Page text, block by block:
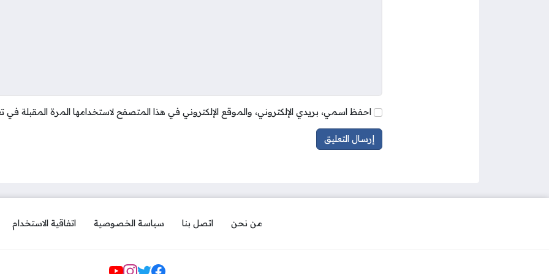
احفظ اسمي، بريدي الإلكتروني، والموقع الإلكتروني في هذا المتصفح لاستخدامها المرة المقبلة في
من نحن اتصل بنا سياسة الخصوصية اتفاقية الاستخدام